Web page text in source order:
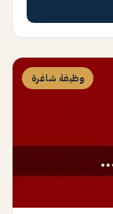
وظيفة شاغرة